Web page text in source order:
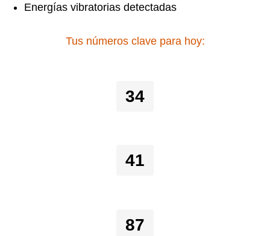
Energías vibratorias detectadas
Tus números clave para hoy:
34
41
87